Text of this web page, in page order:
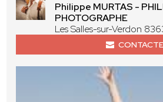
Philippe MURTAS -
PHOTOGRAPHE
Les Salles-sur-Verdon